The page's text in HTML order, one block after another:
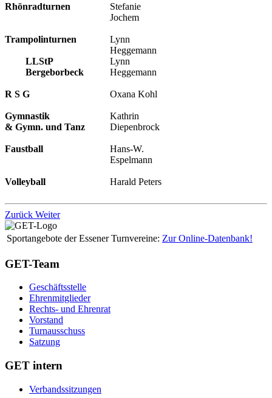
Rhönradturnen
Stefanie
Jochem
Trampolinturnen
Lynn
Heggemann
LLStP
Bergeborbeck
Lynn
Heggemann
R S G Oxana Kohl
Gymnastik
& Gymn. und Tanz
Kathrin
Diepenbrock
Faustball
Hans-W.
Espelmann
Volleyball Harald Peters
Zurück Weiter
Sportangebote der Essener Turnvereine: Zur Online-Datenbank!
GET-Team
Geschäftsstelle
Ehrenmitglieder
Rechts- und Ehrenrat
Vorstand
Turnausschuss
Satzung
GET intern
Verbandssitzungen